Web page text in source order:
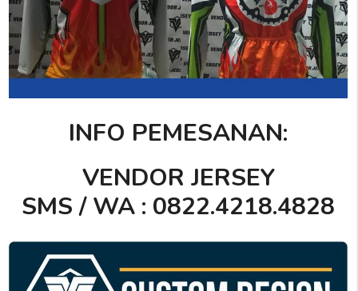
INFO PEMESANAN:
VENDOR JERSEY
SMS / WA : 0822.4218.4828